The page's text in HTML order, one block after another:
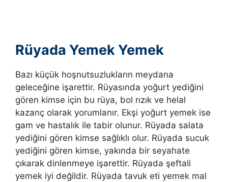
Rüyada Yemek Yemek
Bazı küçük hoşnutsuzlukların meydana
geleceğine işarettir. Rüyasında yoğurt yediğini
gören kimse için bu rüya, bol rızık ve helal
kazanç olarak yorumlanır. Ekşi yoğurt yemek ise
gam ve hastalık ile tabir olunur. Rüyada salata
yediğini gören kimse sağlıklı olur. Rüyada sucuk
yediğini gören kimse, yakında bir seyahate
çıkarak dinlenmeye işarettir. Rüyada şeftali
yemek iyi değildir. Rüyada tavuk eti yemek mal